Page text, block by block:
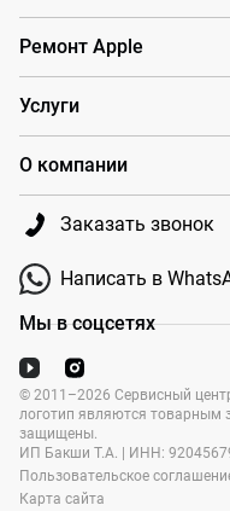
Заказать звонок
Написать в
Ремонт Apple
Услуги
О компании
Мы в соцсетях
© 2011–2026 Сервисный
логотип являются товарным
защищены.
ИП Бакши Т.А. | ИНН:
Пользовательское
Карта сайта